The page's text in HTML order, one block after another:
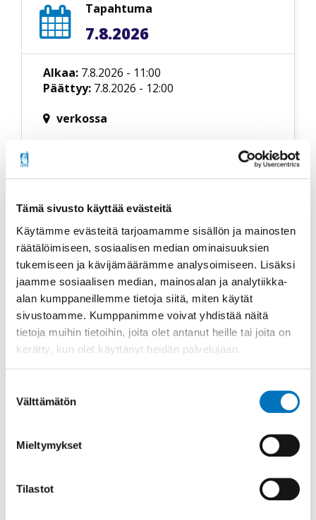
Tämä sivusto käyttää evästeitä
Käytämme evästeitä tarjoamamme sisällön ja mainosten
räätälöimiseen, sosiaalisen median ominaisuuksien
tukemiseen ja kävijämäärämme analysoimiseen. Lisäksi
jaamme sosiaalisen median, mainosalan ja analytiikka-
alan kumppaneillemme tietoja siitä, miten käytät
sivustoamme. Kumppanimme voivat yhdistää näitä
tietoja muihin tietoihin, joita olet antanut heille tai joita on
kerätty, kun olet käyttänyt heidän palvelujaan.
valinta
Välttämätön
Mieltymykset
Tilastot
Tapahtuma
7.8.2026
Alkaa: 7.8.2026 - 11:00
Päättyy: 7.8.2026 - 12:00
verkossa
Lisätietoa
yhdenvertaisen ja esteettömän
Invalidiliiton valtakunnallisten